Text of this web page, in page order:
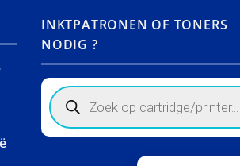
INKTPATRONEN OF TONERS
NODIG ?
Products
search